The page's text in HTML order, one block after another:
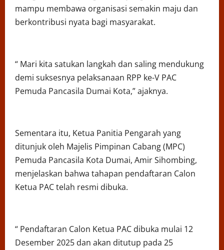
mampu membawa organisasi semakin maju dan
berkontribusi nyata bagi masyarakat.
“ Mari kita satukan langkah dan saling mendukung
demi suksesnya pelaksanaan RPP ke-V PAC
Pemuda Pancasila Dumai Kota,” ajaknya.
Sementara itu, Ketua Panitia Pengarah yang
ditunjuk oleh Majelis Pimpinan Cabang (MPC)
Pemuda Pancasila Kota Dumai, Amir Sihombing,
menjelaskan bahwa tahapan pendaftaran Calon
Ketua PAC telah resmi dibuka.
“ Pendaftaran Calon Ketua PAC dibuka mulai 12
Desember 2025 dan akan ditutup pada 25